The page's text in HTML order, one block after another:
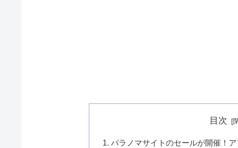
目次
パラノマサイトのセールが開催！ア